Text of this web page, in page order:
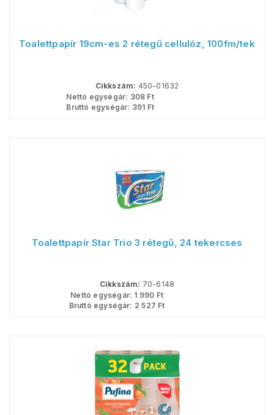
Toalettpapír 19cm-es 2 rétegű cellulóz, 100fm/tek
Cikkszám: 450-01632
Nettó egységár: 308 Ft
Bruttó egységár: 391 Ft
Toalettpapír Star Trio 3 rétegű, 24 tekercses
Cikkszám: 70-6148
Nettó egységár: 1 990 Ft
Bruttó egységár: 2 527 Ft